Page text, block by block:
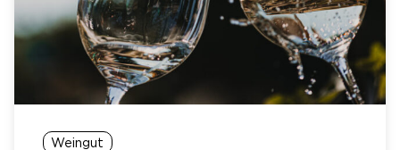
Weingut